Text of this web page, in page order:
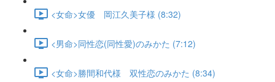
<女命>女優 岡江久美子様 (8:32)
<男命>同性恋(同性愛)のみかた (7:12)
<女命>勝間和代様 双性恋のみかた (8:34)